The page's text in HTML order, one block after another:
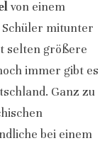
von einem
mitunter
selten größere
immer gibt es
Ganz zu
bei einem